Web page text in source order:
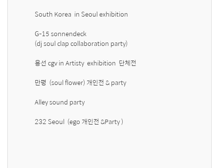
South Korea  in Seoul exhibition
G-15 sonnendeck
(dj soul clap collaboration party)
용선 cgv in Artisty  exhibition  단체전
만평  (soul flower) 개인전 & party
Alley sound party
232 Seoul  (ego 개인전 &Party )